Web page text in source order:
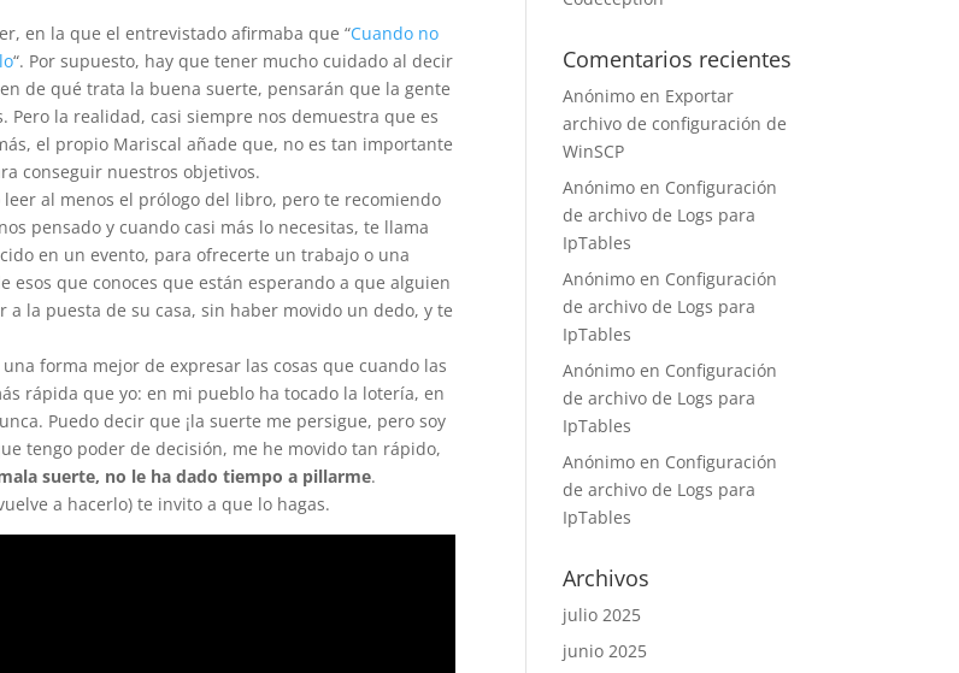
en la que el entrevistado afirmaba que “Cuando no
“. Por supuesto, hay que tener mucho cuidado al decir
de qué trata la buena suerte, pensarán que la gente
Pero la realidad, casi siempre nos demuestra que es
el propio Mariscal añade que, no es tan importante
conseguir nuestros objetivos.
al menos el prólogo del libro, pero te recomiendo
pensado y cuando casi más lo necesitas, te llama
en un evento, para ofrecerte un trabajo o una
esos que conoces que están esperando a que alguien
la puesta de su casa, sin haber movido un dedo, y te
forma mejor de expresar las cosas que cuando las
rápida que yo: en mi pueblo ha tocado la lotería, en
Puedo decir que ¡la suerte me persigue, pero soy
tengo poder de decisión, me he movido tan rápido,
suerte, no le ha dado tiempo a pillarme.
a hacerlo) te invito a que lo hagas.
Comentarios recientes
Anónimo en Exportar
archivo de configuración de
WinSCP
Anónimo en Configuración
de archivo de Logs para
IpTables
Anónimo en Configuración
de archivo de Logs para
IpTables
Anónimo en Configuración
de archivo de Logs para
IpTables
Anónimo en Configuración
de archivo de Logs para
IpTables
Archivos
julio 2025
junio 2025